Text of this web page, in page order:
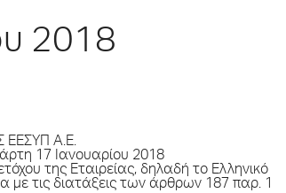
2018
ΕΕΣΥΠ Α.Ε.
17 Ιανουαρίου 2018
της Εταιρείας, δηλαδή το Ελληνικό
με τις διατάξεις των άρθρων 187 παρ. 1